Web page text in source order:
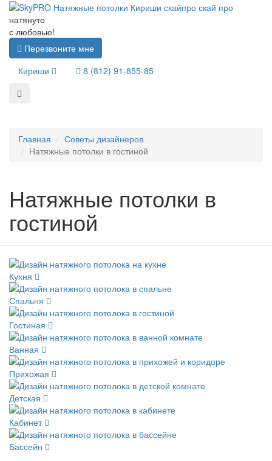
натянуто
с любовью!
Перезвоните мне
Кириши
8 (812) 91-855-85
Главная
Советы дизайнеров
Натяжные потолки в гостиной
Натяжные потолки в
гостиной
Кухня
Спальня
Гостиная
Ванная
Прихожая
Детская
Кабинет
Бассейн